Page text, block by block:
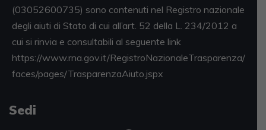
(03052600735) sono contenuti nel Registro nazionale
degli aiuti di Stato di cui all’art. 52 della L. 234/2012 a
cui si rinvia e consultabili al seguente link
https://www.rna.gov.it/RegistroNazionaleTrasparenza/
faces/pages/TrasparenzaAiuto.jspx
Sedi